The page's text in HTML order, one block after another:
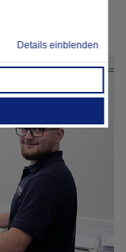
Details einblenden